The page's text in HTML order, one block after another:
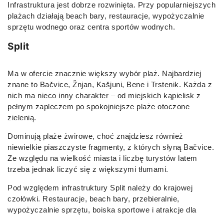
Infrastruktura jest dobrze rozwinięta. Przy popularniejszych
plażach działają beach bary, restauracje, wypożyczalnie
sprzętu wodnego oraz centra sportów wodnych.
Split
Ma w ofercie znacznie większy wybór plaż. Najbardziej
znane to Bačvice, Žnjan, Kašjuni, Bene i Trstenik. Każda z
nich ma nieco inny charakter – od miejskich kąpielisk z
pełnym zapleczem po spokojniejsze plaże otoczone
zielenią.
Dominują plaże żwirowe, choć znajdziesz również
niewielkie piaszczyste fragmenty, z których słyną Bačvice.
Ze względu na wielkość miasta i liczbę turystów latem
trzeba jednak liczyć się z większymi tłumami.
Pod względem infrastruktury Split należy do krajowej
czołówki. Restauracje, beach bary, przebieralnie,
wypożyczalnie sprzętu, boiska sportowe i atrakcje dla